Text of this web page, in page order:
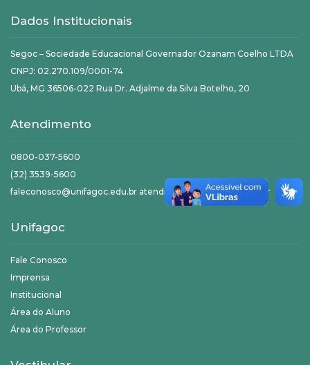
Dados Institucionais
Segoc – Sociedade Educacional Governador Ozanam Coelho LTDA
CNPJ: 02.270.109/0001-74
Ubá, MG 36506-022 Rua Dr. Adjalme da Silva Botelho, 20
Atendimento
0800-037-5600
(32) 3539-5600
faleconosco@unifagoc.edu.br atendimento@unifagoc.edu.br
Unifagoc
Fale Conosco
Imprensa
Institucional
Área do Aluno
Área do Professor